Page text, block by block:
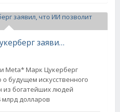
Миллиардер Марк Цукерберг заявил, что ИИ позволит каждому жить в изобилии
Meta* Марк Цукерберг
будущем искусственного
из богатейших людей
млрд долларов